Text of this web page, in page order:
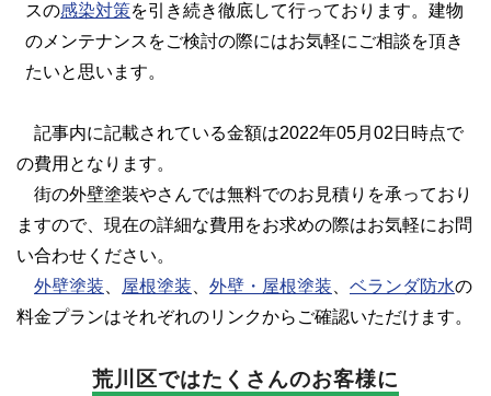
スの感染対策を引き続き徹底して行っております。建物
のメンテナンスをご検討の際にはお気軽にご相談を頂き
たいと思います。
記事内に記載されている金額は2022年05月02日時点で
の費用となります。
街の外壁塗装やさんでは無料でのお見積りを承っており
ますので、現在の詳細な費用をお求めの際はお気軽にお問
い合わせください。
外壁塗装
屋根塗装 外壁・屋根塗装 ベランダ防水の
料金プランはそれぞれのリンクからご確認いただけます。
荒川区ではたくさんのお客様に